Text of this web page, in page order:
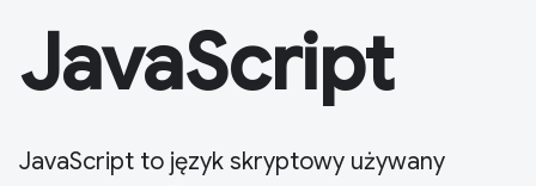
JavaScript
JavaScript to język skryptowy używany